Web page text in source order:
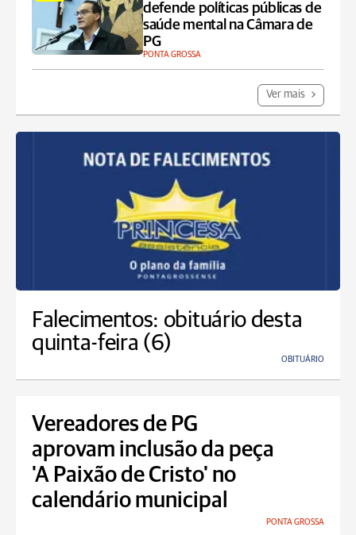
defende políticas públicas de
saúde mental na Câmara de
PG
PONTA GROSSA
Ver mais
Falecimentos: obituário desta
quinta-feira (6)
OBITUÁRIO
Vereadores de PG
aprovam inclusão da peça
'A Paixão de Cristo' no
calendário municipal
PONTA GROSSA